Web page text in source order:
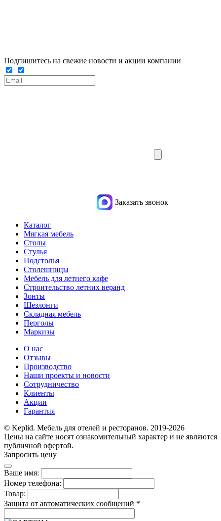
Подпишитесь на свежие новости и акции компании
Заказать звонок
Каталог
Мягкая мебель
Столы
Стулья
Подстолья
Столешницы
Мебель для летнего кафе
Строительство летних веранд
Зонты
Шезлонги
Складная мебель
Перголы
Маркизы
О нас
Отзывы
Производство
Наши проекты и новости
Сотрудничество
Клиенты
Акции
Гарантия
© Keplid. Мебель для отелей и ресторанов. 2019-2026
Цены на сайте носят ознакомительный характер и не являются
публичной офертой.
Запросить цену
Ваше имя:
Номер телефона:
Товар:
Защита от автоматических сообщений *